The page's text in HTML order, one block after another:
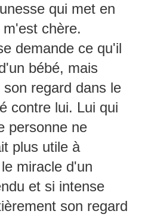
qui met en
chère.
demande ce qu'il
bébé, mais
regard dans le
contre lui. Lui qui
personne ne
plus utile à
miracle d'un
et si intense
son regard